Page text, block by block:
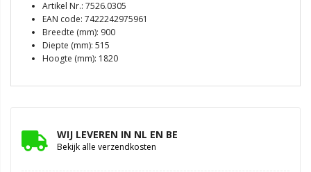
Artikel Nr.: 7526.0305
EAN code: 7422242975961
Breedte (mm): 900
Diepte (mm): 515
Hoogte (mm): 1820
WIJ LEVEREN IN NL EN BE
Bekijk alle verzendkosten